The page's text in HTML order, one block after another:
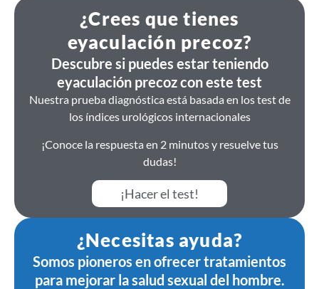
¿Crees que tienes
eyaculación precoz?
Descubre si puedes estar teniendo
eyaculación precoz con este test
Nuestra prueba diagnóstica está basada en los test de
los índices urológicos internacionales
¡Conoce la respuesta en 2 minutos y resuelve tus
dudas!
¡Hacer el test!
¿Necesitas ayuda?
Somos pioneros en ofrecer tratamientos
para mejorar la salud sexual del hombre.